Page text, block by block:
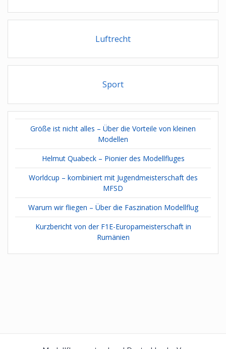
Luftrecht
Sport
Größe ist nicht alles – Über die Vorteile von kleinen
Modellen
Helmut Quabeck – Pionier des Modellfluges
Worldcup – kombiniert mit Jugendmeisterschaft des
MFSD
Warum wir fliegen – Über die Faszination Modellflug
Kurzbericht von der F1E-Europameisterschaft in
Rumänien